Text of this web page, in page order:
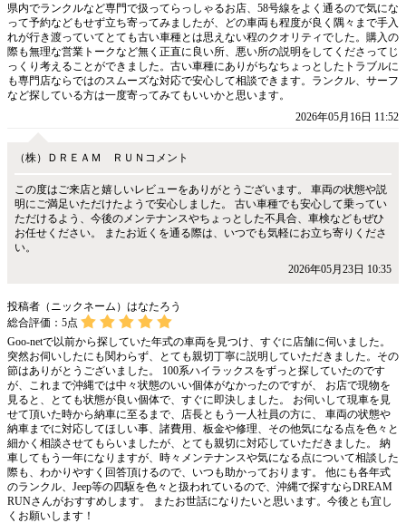
県内でランクルなど専門で扱ってらっしゃるお店、58号線をよく通るので気にな
って予約などもせず立ち寄ってみましたが、どの車両も程度が良く隅々まで手入
れが行き渡っていてとても古い車種とは思えない程のクオリティでした。購入の
際も無理な営業トークなど無く正直に良い所、悪い所の説明をしてくださってじ
っくり考えることができました。古い車種にありがちなちょっとしたトラブルに
も専門店ならではのスムーズな対応で安心して相談できます。ランクル、サーフ
など探している方は一度寄ってみてもいいかと思います。
2026年05月16日 11:52
（株）ＤＲＥＡＭ ＲＵＮコメント
この度はご来店と嬉しいレビューをありがとうございます。 車両の状態や説
明にご満足いただけたようで安心しました。 古い車種でも安心して乗ってい
ただけるよう、今後のメンテナンスやちょっとした不具合、車検などもぜひ
お任せください。 またお近くを通る際は、いつでも気軽にお立ち寄りくださ
い。
2026年05月23日 10:35
投稿者（ニックネーム）はなたろう
総合評価： 5点
Goo-netで以前から探していた年式の車両を見つけ、すぐに店舗に伺いました。
突然お伺いしたにも関わらず、とても親切丁寧に説明していただきました。その
節はありがとうございました。 100系ハイラックスをずっと探していたのです
が、これまで沖縄では中々状態のいい個体がなかったのですが、 お店で現物を
見ると、とても状態が良い個体で、すぐに即決しました。 お伺いして現車を見
せて頂いた時から納車に至るまで、店長ともう一人社員の方に、 車両の状態や
納車までに対応してほしい事、諸費用、板金や修理、その他気になる点を色々と
細かく相談させてもらいましたが、とても親切に対応していただきました。 納
車してもう一年になりますが、時々メンテナンスや気になる点について相談した
際も、わかりやすく回答頂けるので、いつも助かっております。 他にも各年式
のランクル、Jeep等の四駆を色々と扱われているので、沖縄で探すならDREAM
RUNさんがおすすめします。 またお世話になりたいと思います。今後とも宜し
くお願いします！